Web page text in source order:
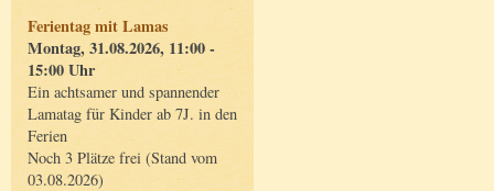
Ferientag mit Lamas
Montag, 31.08.2026, 11:00 -
15:00 Uhr
Ein achtsamer und spannender
Lamatag für Kinder ab 7J. in den
Ferien
Noch 3 Plätze frei (Stand vom
03.08.2026)